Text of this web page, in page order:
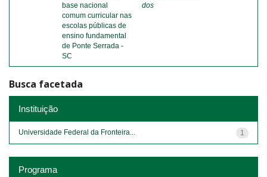
base nacional
comum curricular nas
escolas públicas de
ensino fundamental
de Ponte Serrada -
SC
dos
Busca facetada
Instituição
1
Universidade Federal da Fronteira...
Programa